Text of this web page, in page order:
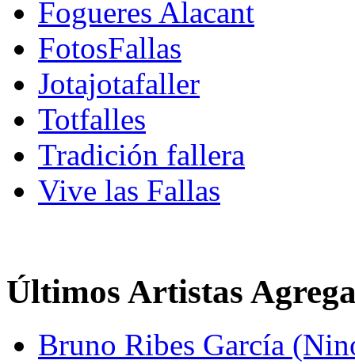
Fogueres Alacant
FotosFallas
Jotajotafaller
Totfalles
Tradición fallera
Vive las Fallas
Últimos Artistas
Bruno Ribes García